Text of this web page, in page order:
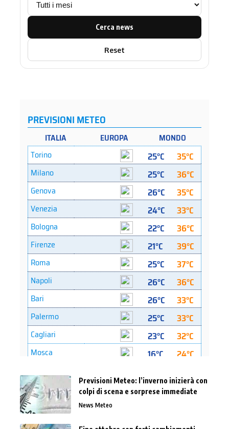
Cerca news
Reset
Previsioni Meteo: l’inverno inizierà con
colpi di scena e sorprese immediate
News Meteo